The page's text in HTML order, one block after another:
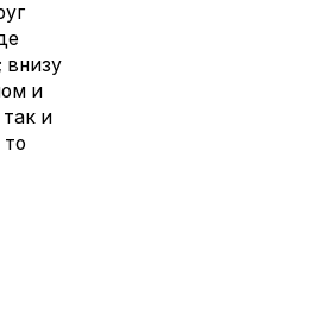
и
и